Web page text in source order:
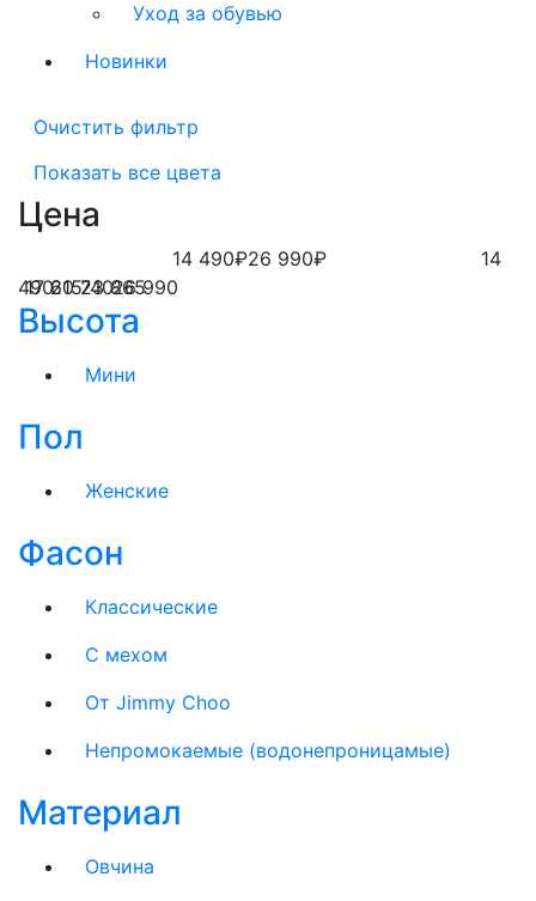
Уход за обувью
Новинки
Очистить фильтр
Показать все цвета
Цена
14 490₽26 990₽
14
490
17 615
20 74023 86526 990
Высота
Мини
Пол
Женские
Фасон
Классические
C мехом
От Jimmy Choo
Непромокаемые (водонепроницамые)
Материал
Овчина